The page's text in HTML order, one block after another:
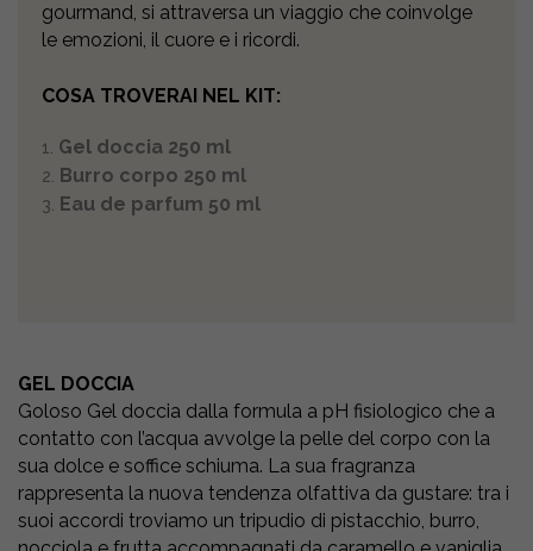
gourmand, si attraversa un viaggio che coinvolge
le emozioni, il cuore e i ricordi.
COSA TROVERAI NEL KIT:
Gel doccia 250 ml
Burro corpo 250 ml
Eau de parfum 50 ml
GEL DOCCIA
Goloso Gel doccia dalla formula a pH fisiologico che a
contatto con l’acqua avvolge la pelle del corpo con la
sua dolce e soffice schiuma. La sua fragranza
rappresenta la nuova tendenza olfattiva da gustare: tra i
suoi accordi troviamo un tripudio di pistacchio, burro,